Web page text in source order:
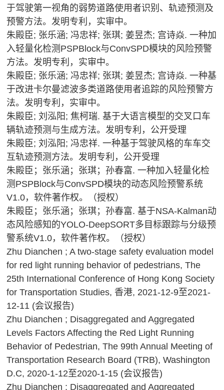
于驾驶第一视角的弱势道路使用者识别、轨迹预测及
预警方法。发明专利，实审中。
朱殿臣; 张乐涵; 冯忠祥; 张琪; 姜昱杰; 宫诗焱. 一种加
入轻量化检测PSPBlock与ConvSPD模块的风险预警
方法。发明专利，实审中。
朱殿臣; 张乐涵; 冯忠祥; 张琪; 姜昱杰; 宫诗焱. 一种基
于改进卡尔曼滤波多类道路使用者追踪的风险预警方
法。发明专利，实审中。
朱殿臣; 刘泓阳; 焦柯瑞. 基于大语言模型的交叉口车
辆轨迹预测与生成方法。发明专利，公开受理
朱殿臣; 刘泓阳; 冯忠祥. 一种基于驾驶风格的车车交
互轨迹预测方法。发明专利，公开受理
朱殿臣；张乐涵；张琪；孙春富. 一种加入轻量化检
测PSPBlock与ConvSPD模块的动态风险预警系统
V1.0，软件著作权。（授权）
朱殿臣；张乐涵；张琪；孙春富. 基于NSA-Kalman动
态风险感知的YOLO-DeepSORT多目标跟踪与分级预
警系统V1.0，软件著作权。（授权）
Zhu Dianchen ; A two-stage safety evaluation model
for red light running behavior of pedestrians, The
25th International Conference of Hong Kong Society
for Transportation Studies, 香港, 2021-12-9至2021-
12-11 (会议报告)
Zhu Dianchen ; Disaggregated and Aggregated
Levels Factors Affecting the Red Light Running
Behavior of Pedestrian, The 99th Annual Meeting of
Transportation Research Board (TRB), Washington
D.C, 2020-1-12至2020-1-15 (会议报告)
Zhu Dianchen ; Disaggregated and Aggregated